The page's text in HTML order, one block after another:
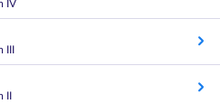
IV
III
II